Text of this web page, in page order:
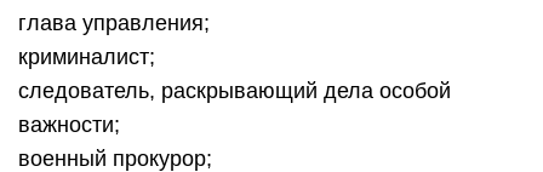
глава управления;
криминалист;
следователь, раскрывающий дела особой
важности;
военный прокурор;